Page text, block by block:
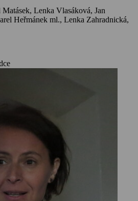
ale do žádných případů už nechce
aniž by si udělal na události jasný
vlivem okolností přepadnou pochyby,
za Vašátkem, aby spolu vnesli do
názoru, že ve Zdeňkově domácnosti
pachatele. Zbývá ho už jen usvědčit…